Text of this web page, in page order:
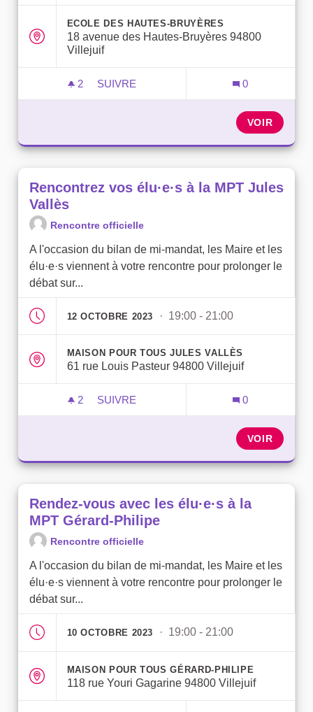
ECOLE DES HAUTES-BRUYÈRES
18 avenue des Hautes-Bruyères 94800
Villejuif
2 2 ABONNÉS
SUIVRE
0
VOIR
Rencontrez vos élu·e·s à la MPT Jules
Vallès
Rencontre officielle
A l'occasion du bilan de mi-mandat, les Maire et les
élu·e·s viennent à votre rencontre pour prolonger le
débat sur...
12 OCTOBRE 2023 · 19:00 - 21:00
MAISON POUR TOUS JULES VALLÈS
61 rue Louis Pasteur 94800 Villejuif
2 2 ABONNÉS
SUIVRE
0
VOIR
Rendez-vous avec les élu·e·s à la
MPT Gérard-Philipe
Rencontre officielle
A l'occasion du bilan de mi-mandat, les Maire et les
élu·e·s viennent à votre rencontre pour prolonger le
débat sur...
10 OCTOBRE 2023 · 19:00 - 21:00
MAISON POUR TOUS GÉRARD-PHILIPE
118 rue Youri Gagarine 94800 Villejuif